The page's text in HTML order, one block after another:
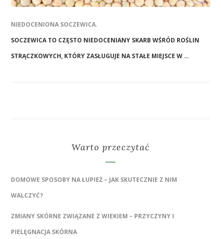
NIEDOCENIONA SOCZEWICA.
SOCZEWICA TO CZĘSTO NIEDOCENIANY SKARB WŚRÓD ROŚLIN
STRĄCZKOWYCH, KTÓRY ZASŁUGUJE NA STAŁE MIEJSCE W …
Warto przeczytać
DOMOWE SPOSOBY NA ŁUPIEŻ – JAK SKUTECZNIE Z NIM
WALCZYĆ?
ZMIANY SKÓRNE ZWIĄZANE Z WIEKIEM – PRZYCZYNY I
PIELĘGNACJA SKÓRNA